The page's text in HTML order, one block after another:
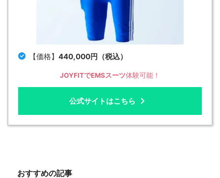
【価格】 440,000円（税込）
JOYFITでEMSスーツ体験可能！
公式サイトはこちら
おすすめの記事